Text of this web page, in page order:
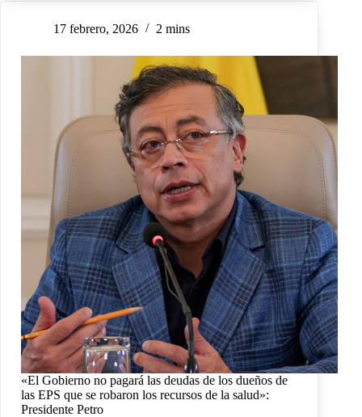
17 febrero, 2026 2 mins
«El Gobierno no pagará las deudas de los dueños de
las EPS que se robaron los recursos de la salud»:
Presidente Petro